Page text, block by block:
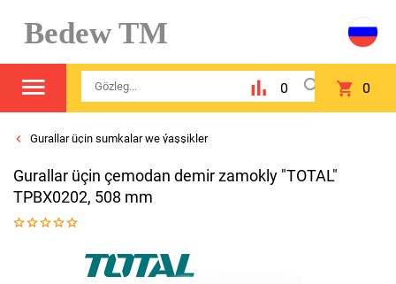
Bedew TM
0 0
Gurallar üçin sumkalar we ýaşşikler
Gurallar üçin çemodan demir zamokly "TOTAL"
TPBX0202, 508 mm